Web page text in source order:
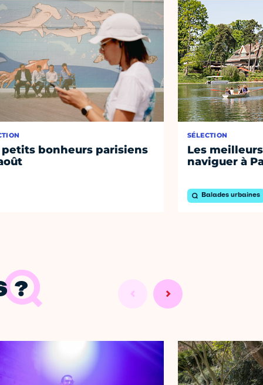
petits bonheurs parisiens
SÉLECTION
Les
naviguer à
Balades urbaines
?